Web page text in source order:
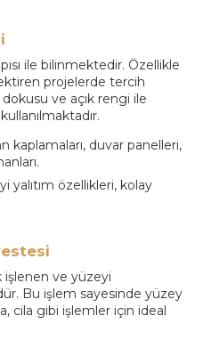
ile bilinmektedir. Özellikle
projelerde tercih
ve açık rengi ile
kaplamaları, duvar panelleri,
yalıtım özellikleri, kolay
işlenen ve yüzeyi
Bu işlem sayesinde yüzey
cila gibi işlemler için ideal